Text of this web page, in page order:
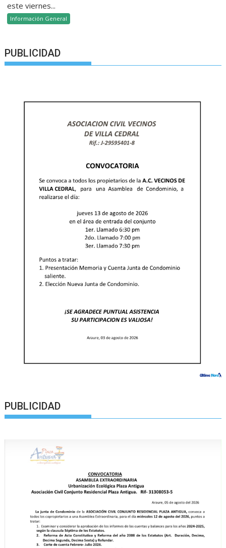
este viernes...
Información General
PUBLICIDAD
PUBLICIDAD